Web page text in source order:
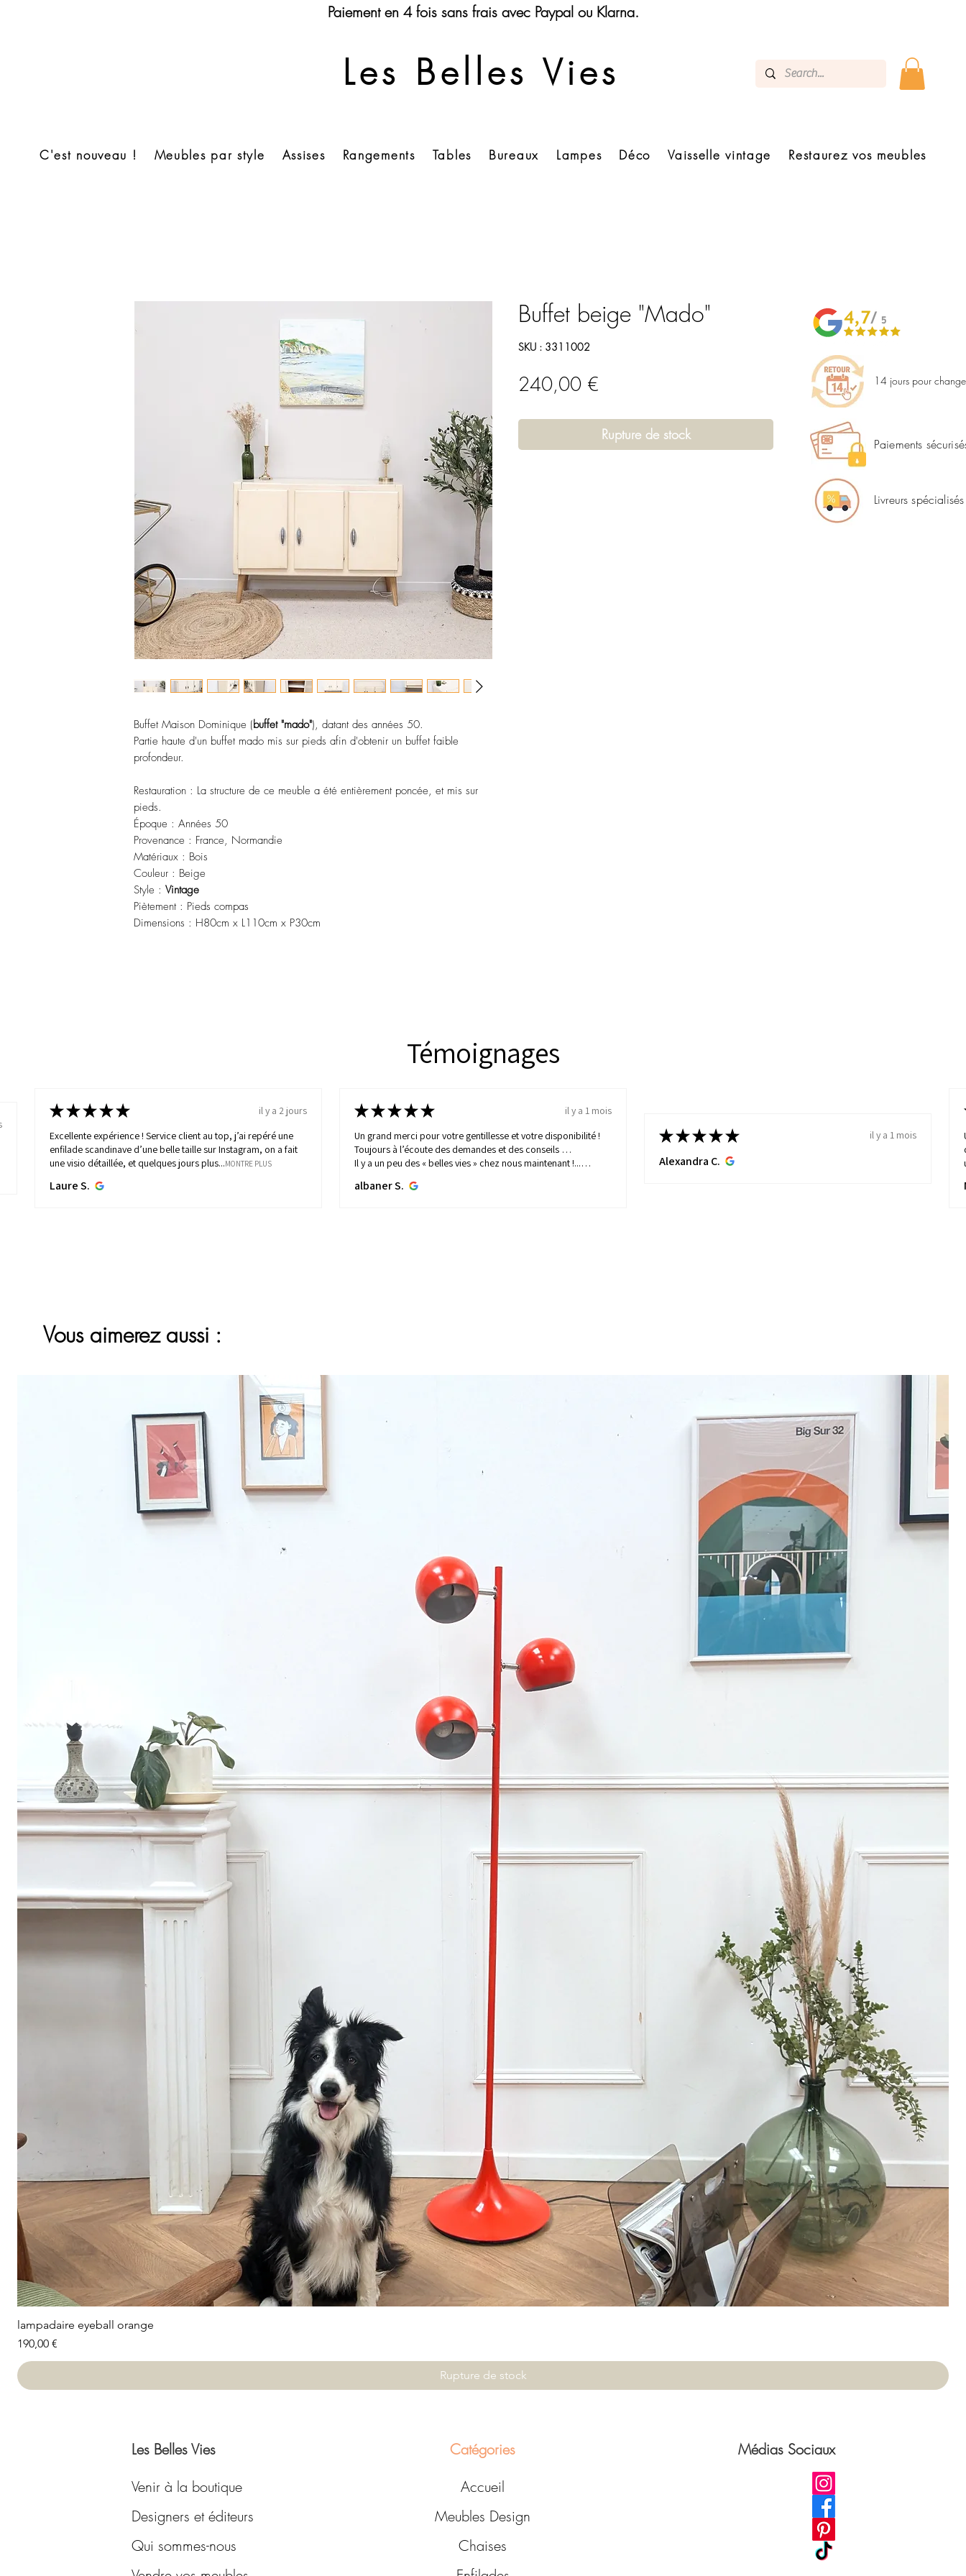
Paiement en 4 fois sans frais avec Paypal ou Klarna.
Les Belles Vies
C'est nouveau ! Meubles par style Assises Rangements Tables Bureaux Lampes Déco Vaisselle vintage Restaurez vos meubles
Témoignages
★★★★★
il y a 2 jours
Excellente expérience ! Service client au top, j’ai repéré une
enfilade scandinave d’une belle taille sur Instagram, on a fait
une visio détaillée, et quelques jours plus...MONTRE PLUS
Laure S.
★★★★★
il y a 1 mois
Un grand merci pour votre gentillesse et votre disponibilité !
Toujours à l’écoute des demandes et des conseils …
Il y a un peu des « belles vies » chez nous maintenant !...
albaner S.
★★★★★ il y a 1 mois
Alexandra C.
Buffet Maison Dominique (buffet "mado"), datant des années 50.
Partie haute d'un buffet mado mis sur pieds afin d'obtenir un buffet faible
profondeur.
Restauration : La structure de ce meuble a été entièrement poncée, et mis sur
pieds.
Époque : Années 50
Provenance : France, Normandie
Matériaux : Bois
Couleur : Beige
Style : Vintage
Piètement : Pieds compas
Dimensions : H80cm x L110cm x P30cm
Buffet beige "Mado"
SKU : 3311002
240,00 €
Rupture de stock
14 jours pour
Paiements
Livreurs spécialisés
Vous aimerez aussi :
lampadaire eyeball orange
Prix
190,00 €
Rupture de stock
Les Belles Vies
Venir à la boutique
Designers et éditeurs
Qui sommes-nous
Catégories
Accueil
Meubles Design
Chaises
Médias Sociaux